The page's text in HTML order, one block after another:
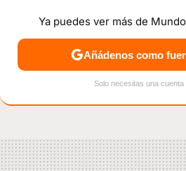
NOTICIAS MÓVILES
Ya puedes ver más de
Añádenos como
Solo necesitas una cuenta